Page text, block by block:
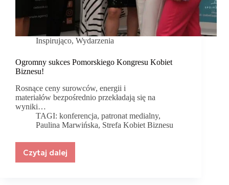
Inspirująco, Wydarzenia
Ogromny sukces Pomorskiego Kongresu Kobiet
Biznesu!
Rosnące ceny surowców, energii i
materiałów bezpośrednio przekładają się na
wyniki…
TAGI: konferencja,patronat medialny,
Paulina Marwińska, Strefa Kobiet Biznesu
Czytaj dalej
Ogromny